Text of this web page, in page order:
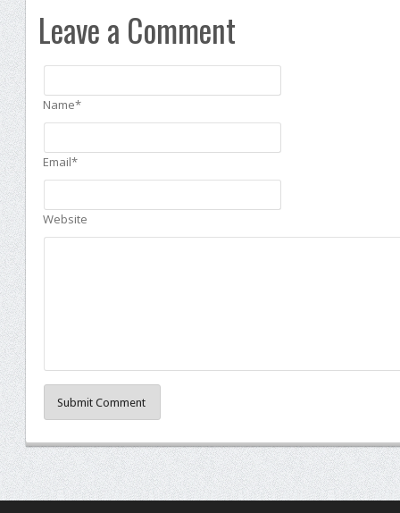
Leave a Comment
Name*
Email*
Website
Submit Comment